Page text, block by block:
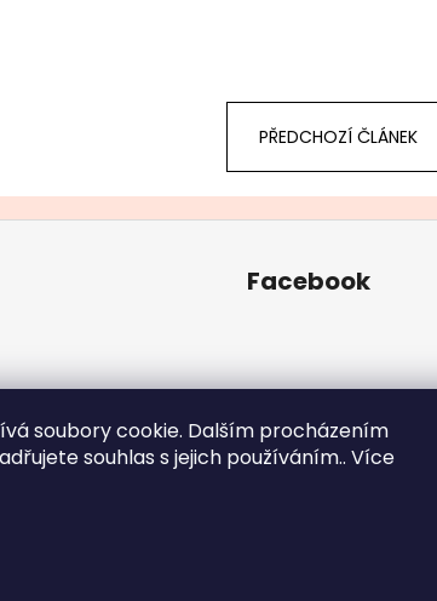
soubory cookie. Dalším procházením
souhlas s jejich používáním.. Více
PŘEDCHOZÍ ČLÁNEK
Facebook